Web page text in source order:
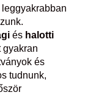
és halotti
gyakran
és
tudnunk,